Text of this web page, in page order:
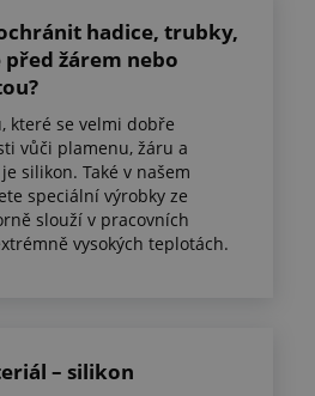
hadice, trubky,
žárem nebo
které se velmi dobře
vůči plamenu, žáru a
silikon. Také v našem
speciální výrobky ze
slouží v pracovních
vysokých teplotách.
– silikon